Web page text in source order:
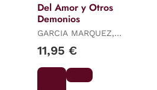
Del Amor y Otros
Demonios
GARCIA MARQUEZ,
GABRIEL
11,95 €